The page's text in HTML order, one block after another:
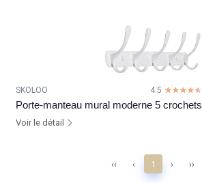
SKOLOO 4.5 ☆☆☆☆☆
★★★★★
Porte-manteau mural moderne 5 crochets
Voir le détail
‹‹ ‹ 1 › ››